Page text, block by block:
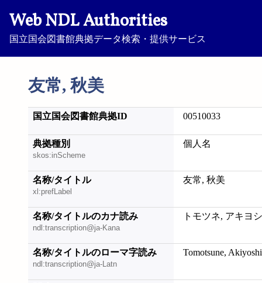
Web NDL Authorities
国立国会図書館典拠データ検索・提供サービス
友常, 秋美
国立国会図書館典拠ID 00510033
典拠種別
skos:inScheme
個人名
名称/タイトル
xl:prefLabel
友常, 秋美
名称/タイトルのカナ読み
ndl:transcription@ja-Kana
トモツネ, アキヨシ
名称/タイトルのローマ字読み
ndl:transcription@ja-Latn
Tomotsune, Akiyoshi